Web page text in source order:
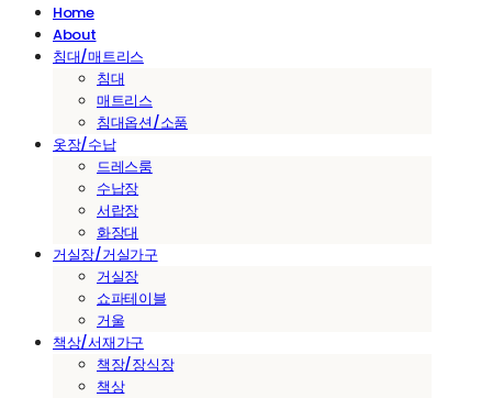
Home
About
침대/매트리스
침대
매트리스
침대옵션/소품
옷장/수납
드레스룸
수납장
서랍장
화장대
거실장/거실가구
거실장
쇼파테이블
거울
책상/서재가구
책장/장식장
책상